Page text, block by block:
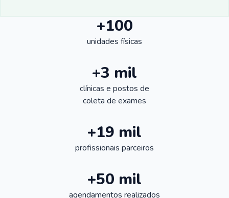
+100
unidades físicas
+3 mil
clínicas e postos de
coleta de exames
+19 mil
profissionais parceiros
+50 mil
agendamentos realizados